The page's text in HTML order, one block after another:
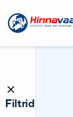
Filtrid